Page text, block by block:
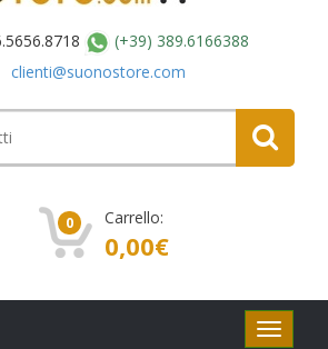
(+39) 389.6166388
clienti@suonostore.com
0 Carrello:
0,00€
Pulsanti